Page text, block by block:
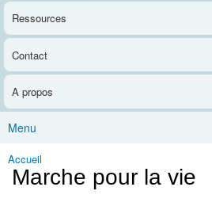
Ressources
Contact
A propos
Menu
Vous êtes ici
Accueil
Marche pour la vie